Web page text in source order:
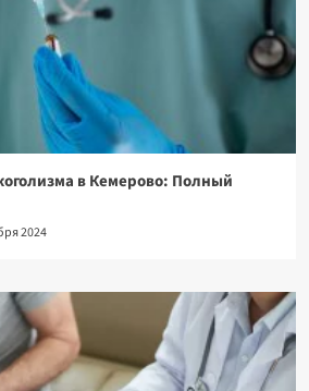
в Кемерово: Полный
2024